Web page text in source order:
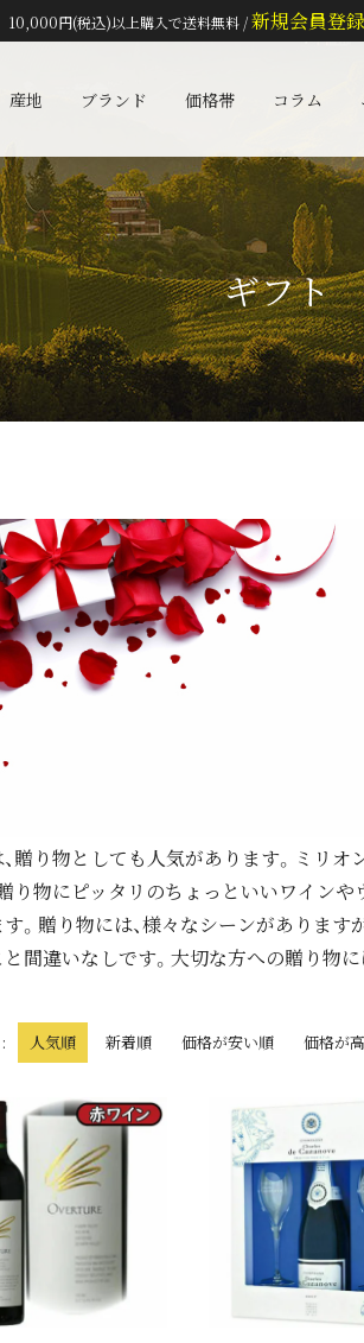
10,000円(税込)以上購入で送料無料 /新規会員登録
産地 ブランド 価格帯 コラム
検索
ギフト
贈り物としても人気があります。ミリ
り物にピッタリのちょっといいワイン
。贈り物には、様々なシーンがあります
間違いなしです。大切な方への贈り物
人気順 新着順 価格が安い順 価格が